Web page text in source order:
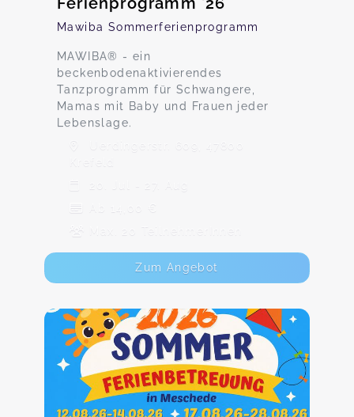
Mawiba Sommerferienprogramm
MAWIBA® - ein
beckenbodenaktivierendes
Tanzprogramm für Schwangere,
Mamas mit Baby und Frauen jeder
Lebenslage.
Uerdingerstr. 609, 47800
20. Jul - 27. Aug
Ab 14,00 €
Max. 20 TeilnehmerInnen
Zum Angebot